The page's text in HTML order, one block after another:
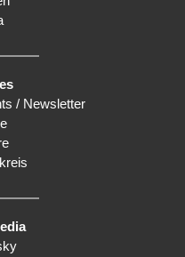
/ Newsletter